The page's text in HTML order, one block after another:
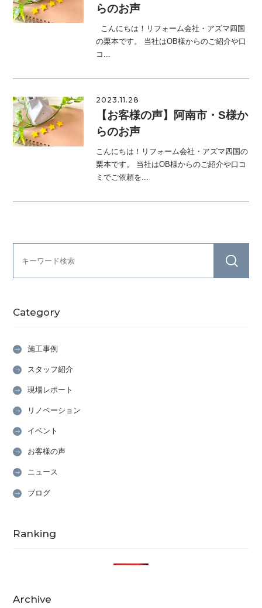
らのお声
こんにちは！リフォーム会社・アズマ四国
の栗本です。 当社はOB様からのご紹介や口
コ...
2023.11.28
【お客様の声】阿南市・S様か
らのお声
こんにちは！リフォーム会社・アズマ四国の
栗本です。 当社はOB様からのご紹介や口コ
ミでご依頼を...
Category
施工事例
スタッフ紹介
現場レポート
リノベーション
イベント
お客様の声
ニュース
ブログ
Ranking
Archive